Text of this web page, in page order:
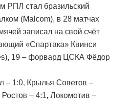
РПЛ стал бразильский
(Malcom), в 28 матчах
записал на свой счёт
«Спартака» Квинси
19 – форвард ЦСКА Фёдор
– 1:0, Крылья Советов –
– 4:1, Локомотив –